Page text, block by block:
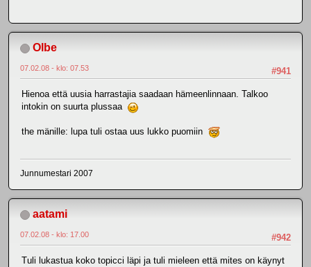
Olbe
#941
07.02.08 - klo: 07.53
Hienoa että uusia harrastajia saadaan hämeenlinnaan. Talkoo
intokin on suurta plussaa
the mänille: lupa tuli ostaa uus lukko puomiin
Junnumestari 2007
aatami
#942
07.02.08 - klo: 17.00
Tuli lukastua koko topicci läpi ja tuli mieleen että mites on käynyt